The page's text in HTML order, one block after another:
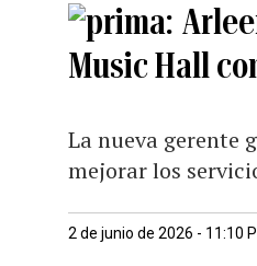
Music Hall
La nueva gerente
mejorar los
2 de junio de 2026 - 11:10